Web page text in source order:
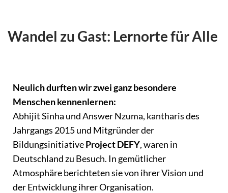
Wandel zu Gast: Lernorte für Alle
Neulich durften wir zwei ganz besondere
Menschen kennenlernen:
Abhijit Sinha und Answer Nzuma, kantharis des
Jahrgangs 2015 und Mitgründer der
BildungsinitiativeProject DEFY, waren in
Deutschland zu Besuch. In gemütlicher
Atmosphäre berichteten sie von ihrer Vision und
der Entwicklung ihrer Organisation.